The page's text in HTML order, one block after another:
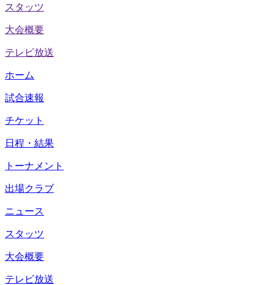
スタッツ
大会概要
テレビ放送
ホーム
試合速報
チケット
日程・結果
トーナメント
出場クラブ
ニュース
スタッツ
大会概要
テレビ放送